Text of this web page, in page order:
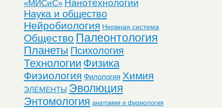
«МИСиС» Нанотехнологии
Наука и общество
Нейробиология Нервная система
Общество Палеонтология
Планеты Психология
Технологии Физика
Физиология Филология Химия
ЭЛЕМЕНТЫ Эволюция
Энтомология анатомия и физиология